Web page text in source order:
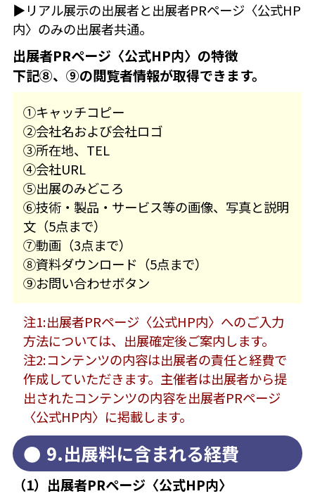
▶リアル展示の出展者と出展者PRページ〈公式HP
内〉のみの出展者共通。
出展者PRページ〈公式HP内〉の特徴
下記⑧、⑨の閲覧者情報が取得できます。
①キャッチコピー
②会社名および会社ロゴ
③所在地、TEL
④会社URL
⑤出展のみどころ
⑥技術・製品・サービス等の画像、写真と説明
文（5点まで）
⑦動画（3点まで）
⑧資料ダウンロード（5点まで）
⑨お問い合わせボタン
注1:出展者PRページ〈公式HP内〉へのご入力
方法については、出展確定後ご案内します。
注2:コンテンツの内容は出展者の責任と経費で
作成していただきます。主催者は出展者から提
出されたコンテンツの内容を出展者PRページ
〈公式HP内〉に掲載します。
9.出展料に含まれる経費
（1）出展者PRページ〈公式HP内〉